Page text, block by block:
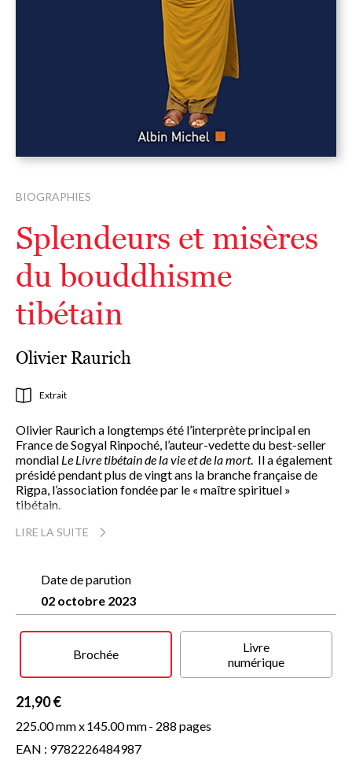
BIOGRAPHIES
Splendeurs et misères
du bouddhisme
tibétain
Olivier Raurich
Extrait
Olivier Raurich a longtemps été l’interprète principal en
France de Sogyal Rinpoché, l’auteur-vedette du best-seller
mondial Le Livre tibétain de la vie et de la mort. Il a également
présidé pendant plus de vingt ans la branche française de
Rigpa, l’association fondée par le « maître spirituel »
tibétain.
homme né et élevé au Tibet, passé par Cambridge, surdoué
Tout en racontant sa découverte de la sagesse bouddhique,
sa rencontre avec de magnifiques figures tibétaines, l’ex-
disciple témoigne de la manière dont Sogyal, profitant de
décide à rompre avec lui, puis à briser publiquement
l’omerta (car omerta il y avait, sous l’égide bienveillante du
Dalaï-Lama qui ne se résoudra à dénoncer publiquement son
Analysant sans complaisance les responsabilités des
différents acteurs et témoins de ce désastre humain,
favorisé par la tradition tibétaine de dévotion absolue au «
maître », Olivier Raurich livre un document précieux sur le
processus de l’emprise, quand elle se présente sous un jour «
LIRE LA SUITE
Date de parution
02 octobre 2023
Brochée
Livre
numérique
21,90 €
225.00 mm x145.00 mm- 288 pages
EAN : 9782226484987